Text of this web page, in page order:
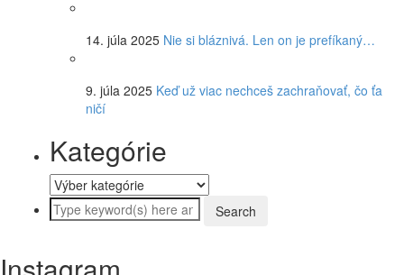
14. júla 2025 Nie si bláznivá. Len on je prefíkaný…
9. júla 2025 Keď už viac nechceš zachraňovať, čo ťa
ničí
Kategórie